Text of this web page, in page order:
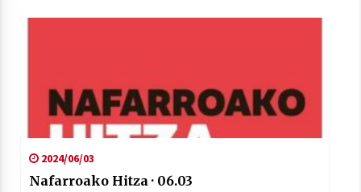
2024/06/03
Nafarroako Hitza · 06.03